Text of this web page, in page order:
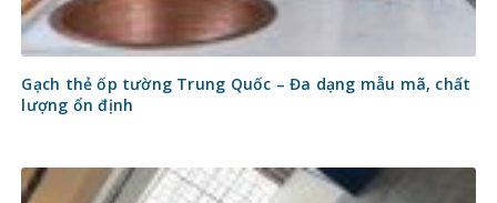
Gạch thẻ ốp tường Trung Quốc – Đa dạng mẫu mã, chất
lượng ổn định